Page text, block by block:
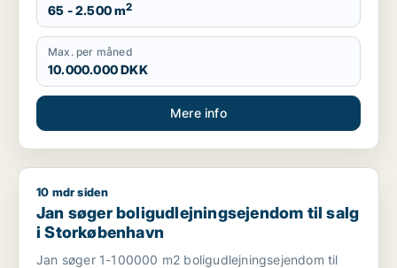
65 - 2.500 m2
Max. per måned
10.000.000 DKK
Mere info
Jan søger boligudlejningsejendom til salg i Storkøbenhavn
10 mdr siden
Jan søger boligudlejningsejendom til salg
i Storkøbenhavn
Jan søger 1-100000 m2 boligudlejningsejendom til